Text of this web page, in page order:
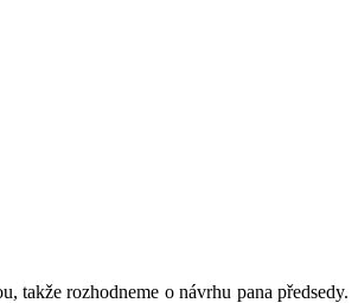
takže rozhodneme o návrhu pana předsedy.